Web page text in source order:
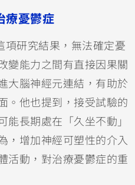
療憂鬱症
項研究結果，無法確定憂
變能力之間有直接因果關
大腦神經元連結，有助於
。他也提到，接受試驗的
能長期處在「久坐不動」
，增加神經可塑性的介入
活動，對治療憂鬱症的重